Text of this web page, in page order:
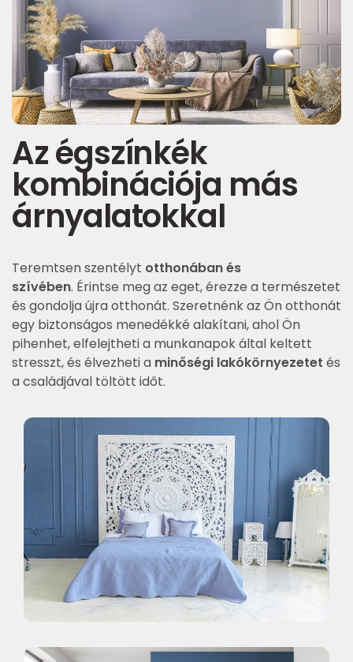
Az égszínkék
kombinációja más
árnyalatokkal
Teremtsen szentélyt otthonában és
szívében. Érintse meg az eget, érezze a természetet
és gondolja újra otthonát. Szeretnénk az Ön otthonát
egy biztonságos menedékké alakítani, ahol Ön
pihenhet, elfelejtheti a munkanapok által keltett
stresszt, és élvezheti a minőségi lakókörnyezetet és
a családjával töltött időt.